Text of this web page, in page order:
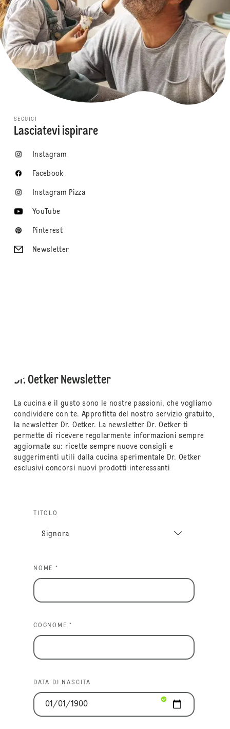
SEGUICI
Lasciatevi ispirare
Instagram
Facebook
Instagram Pizza
YouTube
Pinterest
Newsletter
Dr. Oetker Newsletter
La cucina e il gusto sono le nostre passioni, che vogliamo
condividere con te. Approfitta del nostro servizio gratuito,
la newsletter Dr. Oetker. La newsletter Dr. Oetker ti
permette di ricevere regolarmente informazioni sempre
aggiornate su: ricette sempre nuove consigli e
suggerimenti utili dalla cucina sperimentale Dr. Oetker
esclusivi concorsi nuovi prodotti interessanti
TITOLO
NOME *
COGNOME *
DATA DI NASCITA